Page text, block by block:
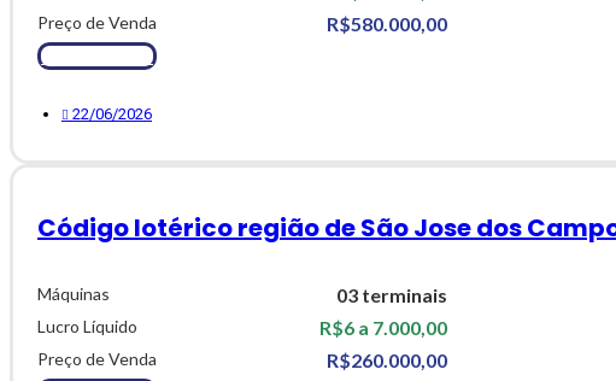
Preço de Venda R$580.000,00
Ver Detalhes
22/06/2026
Código lotérico região de São Jose dos
Máquinas 03 terminais
Lucro Líquido R$6 a 7.000,00
Preço de Venda R$260.000,00